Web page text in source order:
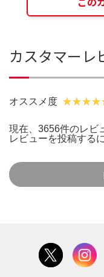
カスタマーレ
オススメ度
現在、3656件のレビ
レビューを投稿する